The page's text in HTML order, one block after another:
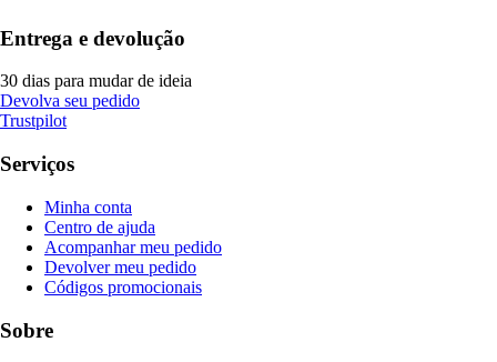
Entrega e devolução
30 dias para mudar de ideia
Devolva seu pedido
Trustpilot
Serviços
Minha conta
Centro de ajuda
Acompanhar meu pedido
Devolver meu pedido
Códigos promocionais
Sobre